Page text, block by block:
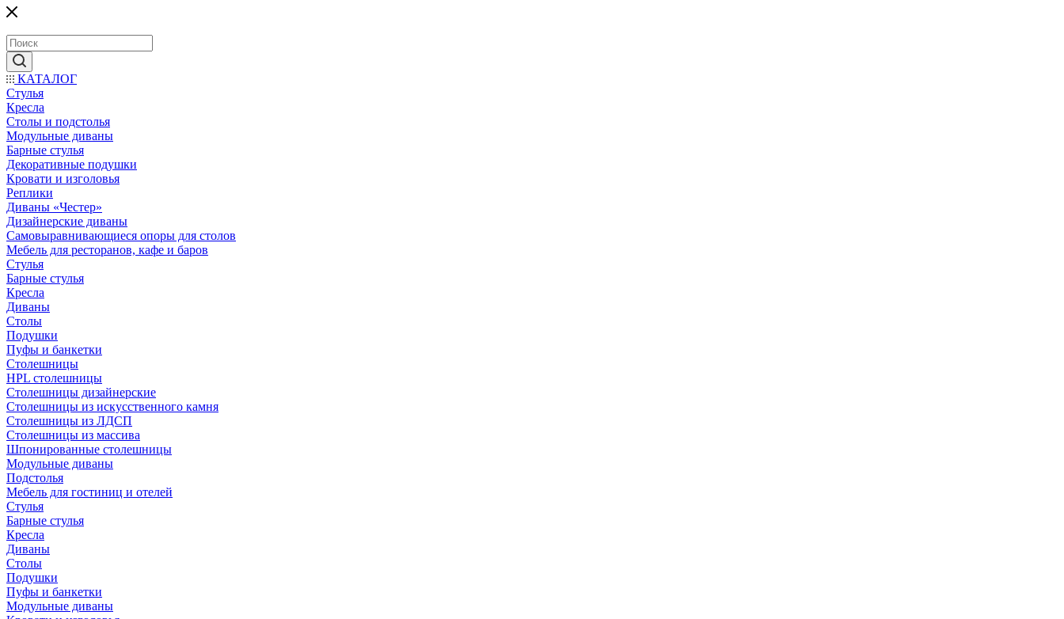
КАТАЛОГ
Стулья
Кресла
Столы и подстолья
Модульные диваны
Барные стулья
Декоративные подушки
Кровати и изголовья
Реплики
Диваны «Честер»
Дизайнерские диваны
Самовыравнивающиеся опоры для столов
Мебель для ресторанов, кафе и баров
Стулья
Барные стулья
Кресла
Диваны
Столы
Подушки
Пуфы и банкетки
Столешницы
HPL столешницы
Столешницы дизайнерские
Столешницы из искусственного камня
Столешницы из ЛДСП
Столешницы из массива
Шпонированные столешницы
Модульные диваны
Подстолья
Мебель для гостиниц и отелей
Стулья
Барные стулья
Кресла
Диваны
Столы
Подушки
Пуфы и банкетки
Модульные диваны